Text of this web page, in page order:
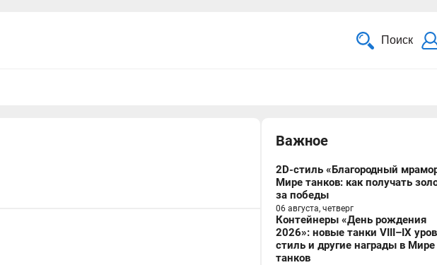
Поиск
Важное
2D-стиль «Благородный
Мире танков: как получать
за победы
06 августа, четверг
Контейнеры «День рождения
2026»: новые танки VIII–IX
стиль и другие награды в Мире
танков